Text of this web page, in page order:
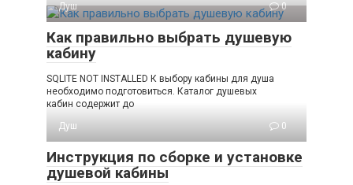
Душ 0
Как правильно выбрать душевую
кабину
SQLITE NOT INSTALLED К выбору кабины для душа
необходимо подготовиться. Каталог душевых
кабин содержит до
Душ
0
Инструкция по сборке и установке
душевой кабины